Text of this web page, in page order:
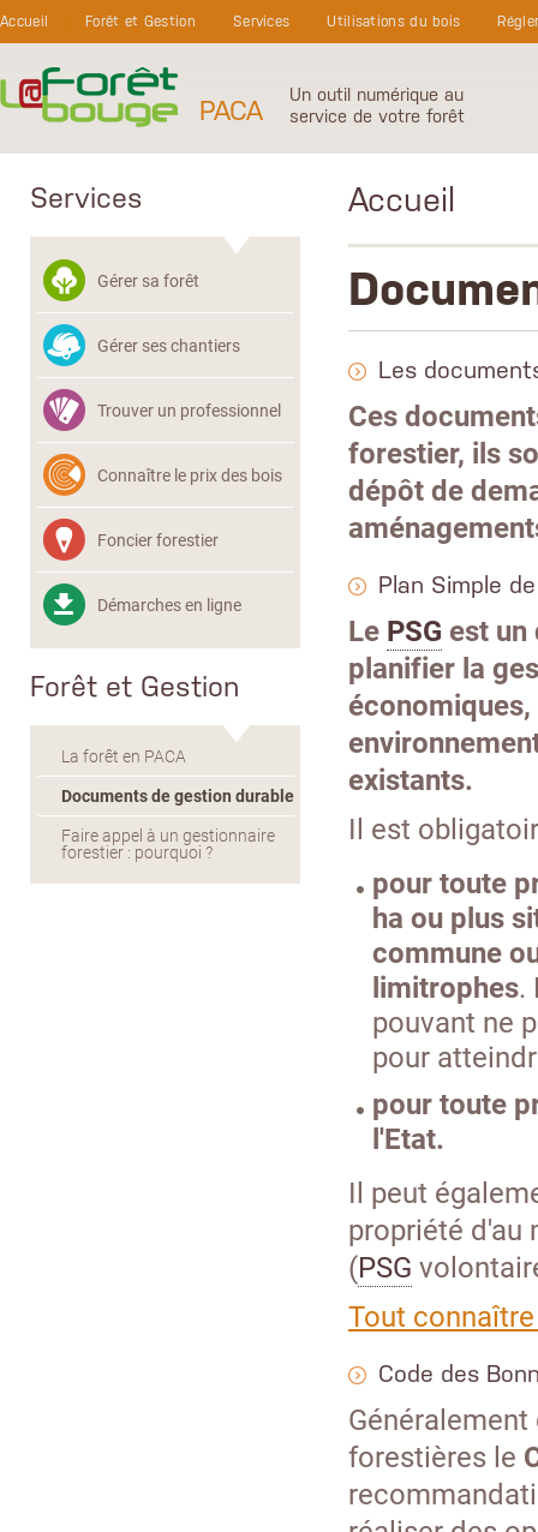
Accueil
Forêt et Gestion Services Utilisations du bois
PACA
Un outil numérique au
service de votre forêt
Services
Gérer sa forêt
Gérer ses chantiers
Trouver un professionnel
Connaître le prix des bois
Foncier forestier
Démarches en ligne
Forêt et Gestion
La forêt en PACA
Documents de gestion durable
Faire appel à un gestionnaire
forestier : pourquoi ?
Accueil
Les
Ces
forestier, ils
dépôt de
Plan Simple
Le PSG est
planifier la
existants.
Il est
pour toute
ha ou plus
commune
limitrophes.
pouvant ne
pour
pour toute
l'Etat.
Il peut
propriété d'au
(PSG
Tout
Code des
forestières le